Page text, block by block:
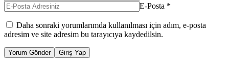
E-Posta *
Daha sonraki yorumlarımda kullanılması için adım, e-posta
adresim ve site adresim bu tarayıcıya kaydedilsin.
Yorum Gönder Giriş Yap